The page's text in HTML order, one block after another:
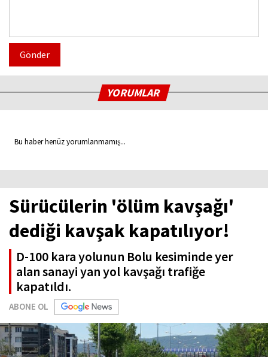
Gönder
YORUMLAR
Bu haber henüz yorumlanmamış...
Sürücülerin 'ölüm kavşağı'
dediği kavşak kapatılıyor!
D-100 kara yolunun Bolu kesiminde yer
alan sanayi yan yol kavşağı trafiğe
kapatıldı.
ABONE OL